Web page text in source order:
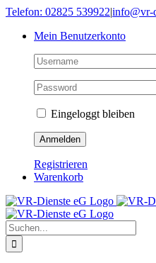
Skip
content
Telefon: 02825 539922|info@vr-
Mein Benutzerkonto
Eingeloggt bleiben
Registrieren
Warenkorb
Suche
nach: